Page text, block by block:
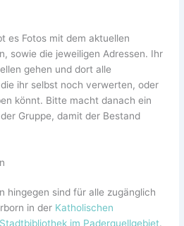
es Fotos mit dem aktuellen
sowie die jeweiligen Adressen. Ihr
gehen und dort alle
ihr selbst noch verwerten, oder
könnt. Bitte macht danach ein
Gruppe, damit der Bestand
hingegen sind für alle zugänglich
in der Katholischen
Stadtbibliothek im Paderquellgebiet.